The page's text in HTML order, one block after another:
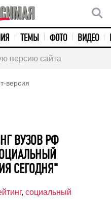
ТЕМЫ ФОТО ВИДЕО
версию сайта
версия
ВУЗОВ РФ
СЕГОДНЯ"
, социальный